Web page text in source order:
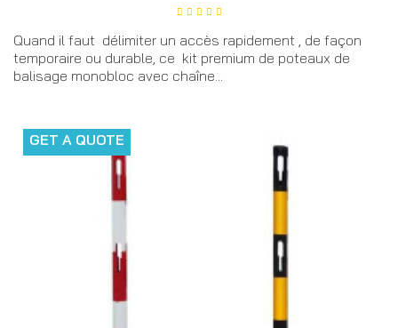
Quand il faut délimiter un accès rapidement , de façon
temporaire ou durable, ce kit premium de poteaux de
balisage monobloc avec chaîne...
GET A QUOTE